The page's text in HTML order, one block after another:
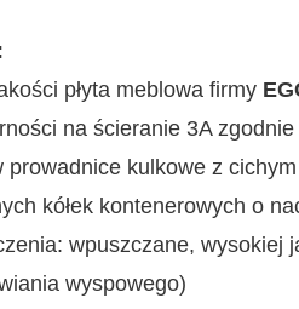
płyta meblowa firmy
na ścieranie 3A
prowadnice kulkowe z
kółek kontenerowych o
wpuszczane, wysokiej
wyspowego)